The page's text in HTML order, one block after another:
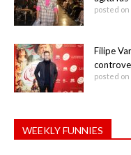
posted on
Filipe
posted on
WEEKLY FUNNIES